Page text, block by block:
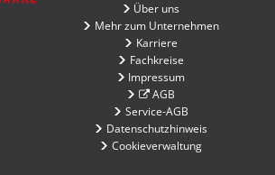
Über uns
Mehr zum Unternehmen
Karriere
Fachkreise
Impressum
AGB
Service-AGB
Datenschutzhinweis
Cookieverwaltung